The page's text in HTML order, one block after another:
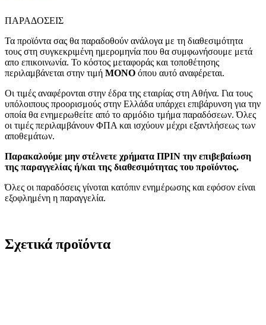
ΠΑΡΑΔΟΣΕΙΣ
Τα προϊόντα σας θα παραδοθούν ανάλογα με τη διαθεσιμότητα
τους στη συγκεκριμένη ημερομηνία που θα συμφωνήσουμε μετά
απο επικοινωνία. Το κόστος μεταφοράς και τοποθέτησης
περιλαμβάνεται στην τιμή MONO όπου αυτό αναφέρεται.
Οι τιμές αναφέρονται στην έδρα της εταιρίας στη Αθήνα. Για τους
υπόλοιπους προορισμούς στην Ελλάδα υπάρχει επιβάρυνση για την
οποία θα ενημερωθείτε από το αρμόδιο τμήμα παραδόσεων. Όλες
οι τιμές περιλαμβάνουν ΦΠΑ και ισχύουν μέχρι εξαντλήσεως των
αποθεμάτων.
Παρακαλούμε μην στέλνετε χρήματα ΠΡΙΝ την επιβεβαίωση
της παραγγελίας ή/και της διαθεσιμότητας του προϊόντος.
Όλες οι παραδόσεις γίνοται κατόπιν ενημέρωσης και εφόσον είναι
εξοφλημένη η παραγγελία.
Σχετικά προϊόντα